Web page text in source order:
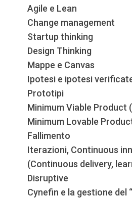
Agile e Lean
Change management
Startup thinking
Design Thinking
Mappe e Canvas
Ipotesi e ipotesi
Prototipi
Minimum Viable Product
Minimum Lovable
Fallimento
Iterazioni, Continuous
(Continuous delivery,
Disruptive
Cynefin e la gestione del